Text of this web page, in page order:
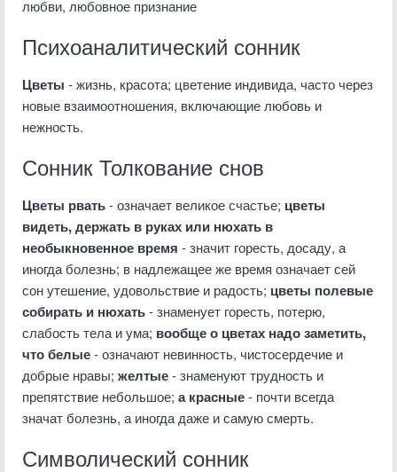
любви, любовное признание
Психоаналитический сонник
Цветы - жизнь, красота; цветение индивида, часто через
новые взаимоотношения, включающие любовь и
нежность.
Сонник Толкование снов
Цветы рвать- означает великое счастье; цветы
видеть, держать в руках или нюхать в
необыкновенное время - значит горесть, досаду, а
иногда болезнь; в надлежащее же время означает сей
сон утешение, удовольствие и радость; цветы полевые
собирать и нюхать- знаменует горесть, потерю,
слабость тела и ума; вообще о цветах надо заметить,
что белые- означают невинность, чистосердечие и
добрые нравы; желтые- знаменуют трудность и
препятствие небольшое; а красные- почти всегда
значат болезнь, а иногда даже и самую смерть.
Символический сонник